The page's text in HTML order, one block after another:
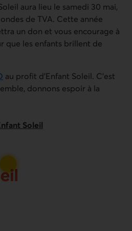
aura lieu le samedi 30 mai,
de TVA. Cette année
un don et vous encourage à
que les enfants brillent de
au profit d’Enfant Soleil. C’est
donnons espoir à la
Soleil